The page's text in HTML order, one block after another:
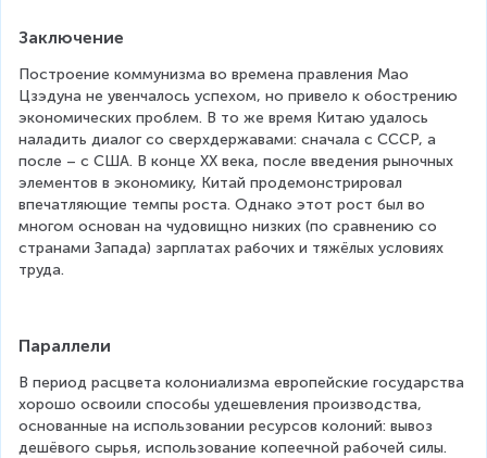
Заключение
Построение коммунизма во времена правления Мао
Цзэдуна не увенчалось успехом, но привело к обострению
экономических проблем. В то же время Китаю удалось
наладить диалог со сверхдержавами: сначала с СССР, а
после – с США. В конце XX века, после введения рыночных
элементов в экономику, Китай продемонстрировал
впечатляющие темпы роста. Однако этот рост был во
многом основан на чудовищно низких (по сравнению со
странами Запада) зарплатах рабочих и тяжёлых условиях
труда.
Параллели
В период расцвета колониализма европейские государства
хорошо освоили способы удешевления производства,
основанные на использовании ресурсов колоний: вывоз
дешёвого сырья, использование копеечной рабочей силы.